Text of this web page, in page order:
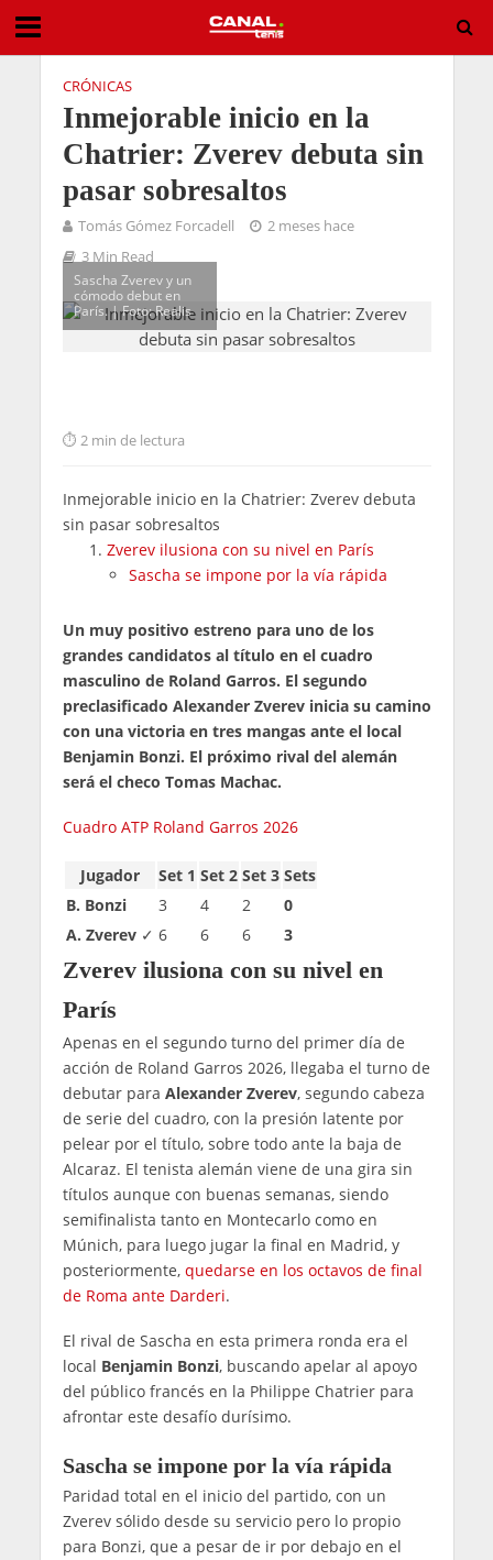
CRÓNICAS
Inmejorable inicio en la
Chatrier: Zverev debuta sin
pasar sobresaltos
Tomás Gómez Forcadell
2 meses hace
3 Min Read
Sascha Zverev y un
cómodo debut en
París. | Foto: Realis
2 min de lectura
Inmejorable inicio en la Chatrier: Zverev debuta
sin pasar sobresaltos
Zverev ilusiona con su nivel en París
Sascha se impone por la vía rápida
Un muy positivo estreno para uno de los
grandes candidatos al título en el cuadro
masculino de Roland Garros. El segundo
preclasificado Alexander Zverev inicia su camino
con una victoria en tres mangas ante el local
Benjamin Bonzi. El próximo rival del alemán
será el checo Tomas Machac.
Cuadro ATP Roland Garros 2026
Jugador Set 1 Set 2 Set 3 Sets
B. Bonzi
3 4 2
0
A. Zverev✓ 6 6 6 3
Zverev ilusiona con su nivel en
París
Apenas en el segundo turno del primer día de
acción de Roland Garros 2026, llegaba el turno de
debutar para Alexander Zverev, segundo cabeza
de serie del cuadro, con la presión latente por
pelear por el título, sobre todo ante la baja de
Alcaraz. El tenista alemán viene de una gira sin
títulos aunque con buenas semanas, siendo
semifinalista tanto en Montecarlo como en
Múnich, para luego jugar la final en Madrid, y
posteriormente, quedarse en los octavos de final
de Roma ante Darderi.
El rival de Sascha en esta primera ronda era el
local Benjamin Bonzi, buscando apelar al apoyo
del público francés en la Philippe Chatrier para
afrontar este desafío durísimo.
Sascha se impone por la vía rápida
Paridad total en el inicio del partido, con un
Zverev sólido desde su servicio pero lo propio
para Bonzi, que a pesar de ir por debajo en el